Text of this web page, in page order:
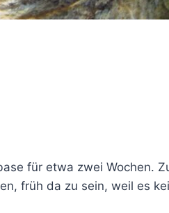
für etwa zwei
früh da zu sein, weil es